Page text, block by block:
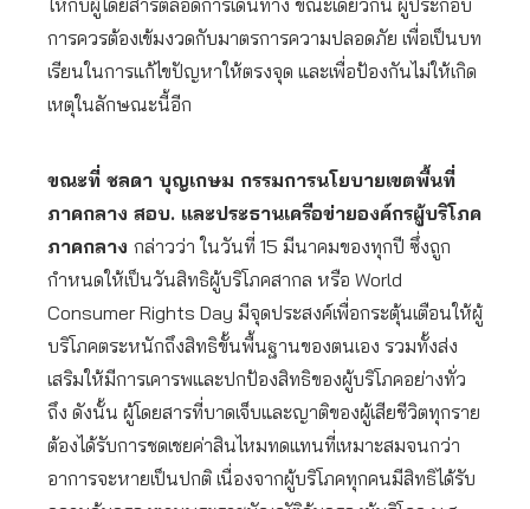
ให้กับผู้โดยสารตลอดการเดินทาง ขณะเดียวกัน ผู้ประกอบ
การควรต้องเข้มงวดกับมาตรการความปลอดภัย เพื่อเป็นบท
เรียนในการแก้ไขปัญหาให้ตรงจุด และเพื่อป้องกันไม่ให้เกิด
เหตุในลักษณะนี้อีก
ขณะที่ ชลดา บุญเกษม กรรมการนโยบายเขตพื้นที่
ภาคกลาง สอบ. และประธานเครือข่ายองค์กรผู้บริโภค
ภาคกลาง กล่าวว่า ในวันที่ 15 มีนาคมของทุกปี ซึ่งถูก
กำหนดให้เป็นวันสิทธิผู้บริโภคสากล หรือ World
Consumer Rights Day มีจุดประสงค์เพื่อกระตุ้นเตือนให้ผู้
บริโภคตระหนักถึงสิทธิขั้นพื้นฐานของตนเอง รวมทั้งส่ง
เสริมให้มีการเคารพและปกป้องสิทธิของผู้บริโภคอย่างทั่ว
ถึง ดังนั้น ผู้โดยสารที่บาดเจ็บและญาติของผู้เสียชีวิตทุกราย
ต้องได้รับการชดเชยค่าสินไหมทดแทนที่เหมาะสมจนกว่า
อาการจะหายเป็นปกติ เนื่องจากผู้บริโภคทุกคนมีสิทธิได้รับ